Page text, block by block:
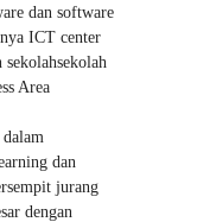
dan software
ICT center
Area
dan
jurang
dengan